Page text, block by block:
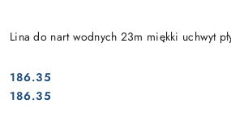
Lina do nart wodnych 23m miękki uchwyt
Cena:
186.35
Cena:
186.35